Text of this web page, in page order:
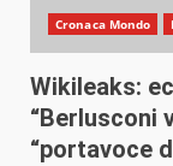
Cronaca Mondo
Wikileaks:
“Berlusconi
“portavoce